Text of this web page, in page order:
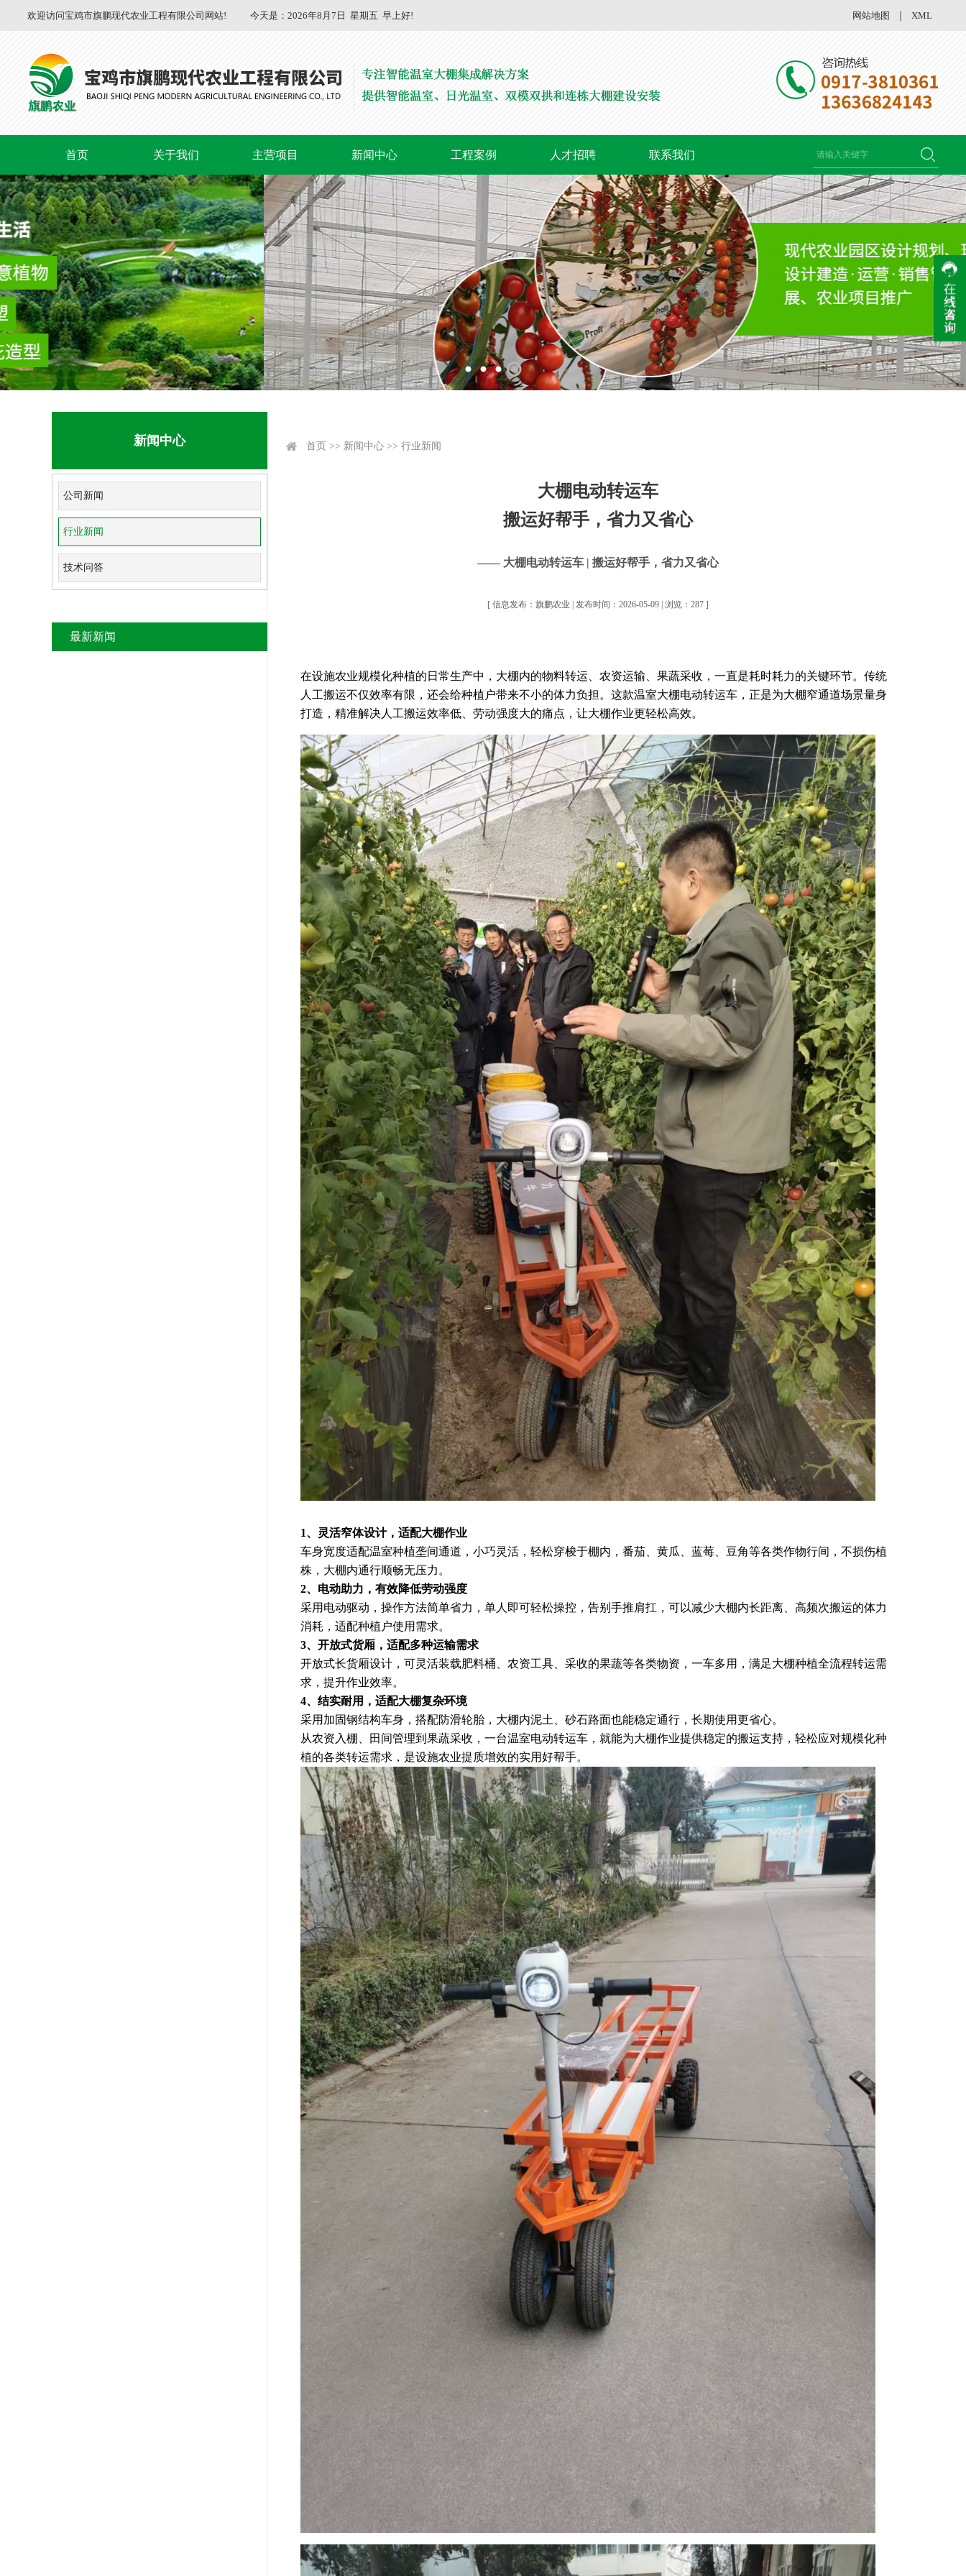
欢迎访问宝鸡市旗鹏现代农业工程有限公司网站! 今天是： 2026年8月7日 星期五 早上好! 网站地图 XML
首页 关于我们 主营项目 新闻中心 工程案例 人才招聘 联系我们
新闻中心
公司新闻
行业新闻
技术问答
最新新闻
首页 >> 新闻中心 >> 行业新闻
大棚电动转运车
搬运好帮手，省力又省心
—— 大棚电动转运车 | 搬运好帮手，省力又省心
[ 信息发布：旗鹏农业 | 发布时间：2026-05-09 | 浏览：287 ]
在设施农业规模化种植的日常生产中，大棚内的物料转运、农资运输、果蔬采收，一直是耗时耗力的关键环节。传统
人工搬运不仅效率有限，还会给种植户带来不小的体力负担。这款温室大棚电动转运车，正是为大棚窄通道场景量身
打造，精准解决人工搬运效率低、劳动强度大的痛点，让大棚作业更轻松高效。
1、灵活窄体设计，适配大棚作业
车身宽度适配温室种植垄间通道，小巧灵活，轻松穿梭于棚内，番茄、黄瓜、蓝莓、豆角等各类作物行间，不损伤植
株，大棚内通行顺畅无压力。
2、电动助力，有效降低劳动强度
采用电动驱动，操作方法简单省力，单人即可轻松操控，告别手推肩扛，可以减少大棚内长距离、高频次搬运的体力
消耗，适配种植户使用需求。
3、开放式货厢，适配多种运输需求
开放式长货厢设计，可灵活装载肥料桶、农资工具、采收的果蔬等各类物资，一车多用，满足大棚种植全流程转运需
求，提升作业效率。
4、结实耐用，适配大棚复杂环境
采用加固钢结构车身，搭配防滑轮胎，大棚内泥土、砂石路面也能稳定通行，长期使用更省心。
从农资入棚、田间管理到果蔬采收，一台温室电动转运车，就能为大棚作业提供稳定的搬运支持，轻松应对规模化种
植的各类转运需求，是设施农业提质增效的实用好帮手。